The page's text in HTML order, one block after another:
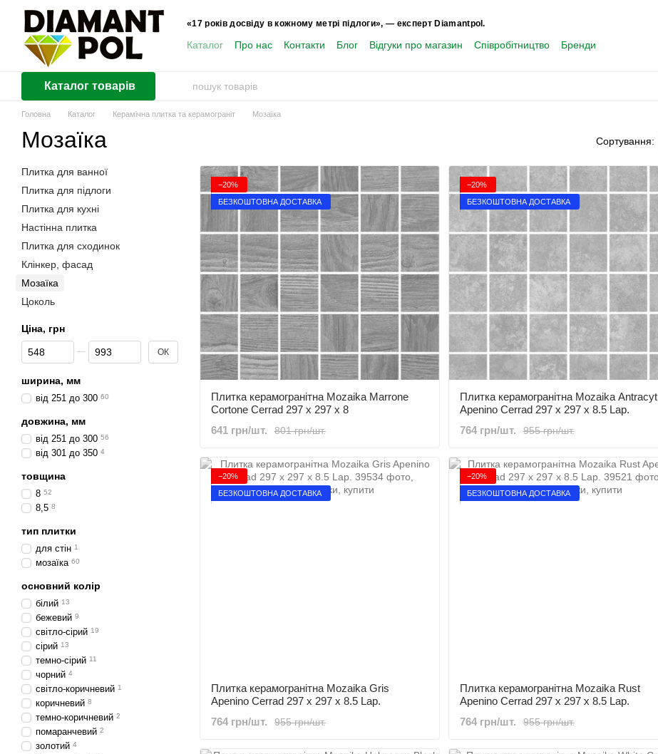
Перейти до основного контенту
«17 років досвіду в кожному метрі підлоги», — експерт Diamantpol.
Каталог Про нас Контакти Блог Відгуки про магазин Співробітництво
Бренди
Каталог товарів
Головна Каталог Керамічна плитка та керамограніт Мозаїка
Мозаїка Сортування:
−20%
БЕЗКОШТОВНА ДОСТАВКА
Плитка керамогранітна Mozaika Marrone
Cortone Cerrad 297 x 297 x 8
801 грн/шт.
641 грн/шт.
−20%
БЕЗКОШТОВНА ДОСТАВКА
Плитка керамогранітна Mozaika Antracyt
Apenino Cerrad 297 x 297 x 8.5 Lap.
955 грн/шт.
764 грн/шт.
−20%
БЕЗКОШТОВНА ДОСТАВКА
Плитка керамогранітна Mozaika Gris
Apenino Cerrad 297 x 297 x 8.5 Lap.
955 грн/шт.
764 грн/шт.
−20%
БЕЗКОШТОВНА ДОСТАВКА
Плитка керамогранітна Mozaika Rust
Apenino Cerrad 297 x 297 x 8.5 Lap.
955 грн/шт.
764 грн/шт.
Плитка для ванної
Плитка для підлоги
Плитка для кухні
Настінна плитка
Плитка для сходинок
Клінкер, фасад
Мозаїка
Цоколь
Ціна, грн
Від Ціна, грн
До Ціна, грн ОК
ширина, мм
від 251 до 300 60
довжина, мм
від 251 до 300 56
від 301 до 350 4
товщина
8 52
8,5 8
тип плитки
для стін 1
мозаїка 60
основний колір
білий 13
бежевий 9
світло-сірий 19
сірий 13
темно-сірий 11
чорний 4
світло-коричневий 1
коричневий 8
темно-коричневий 2
помаранчевий 2
золотий 4